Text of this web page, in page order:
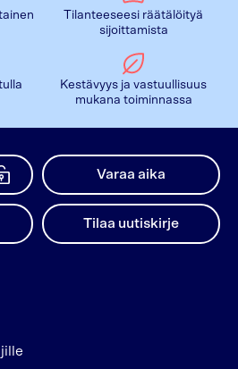
Tilanteeseesi räätälöityä
sijoittamista
Kestävyys ja vastuullisuus
mukana toiminnassa
Varaa aika
Tilaa uutiskirje